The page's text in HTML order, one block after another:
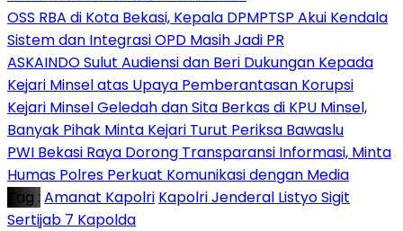
‎OSS RBA di Kota Bekasi, Kepala DPMPTSP Akui Kendala
Sistem dan Integrasi OPD Masih Jadi PR
ASKAINDO Sulut Audiensi dan Beri Dukungan Kepada
Kejari Minsel atas Upaya Pemberantasan Korupsi
Kejari Minsel Geledah dan Sita Berkas di KPU Minsel,
Banyak Pihak Minta Kejari Turut Periksa Bawaslu
PWI Bekasi Raya Dorong Transparansi Informasi, Minta
Humas Polres Perkuat Komunikasi dengan Media
Tag : Amanat Kapolri Kapolri Jenderal Listyo Sigit
Sertijab 7 Kapolda